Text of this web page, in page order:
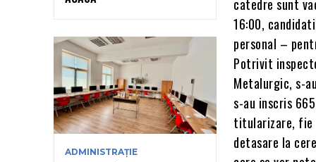
ADMINISTRAȚIE
catedre sunt
16:00,
personal –
Potrivit
Metalurgic, s-
s-au inscris
titularizare, fie
detasare la